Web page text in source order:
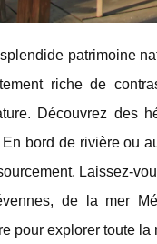
patrimoine
riche de
Découvrez des
bord de rivière ou
Laissez-
de la mer
pour explorer toute